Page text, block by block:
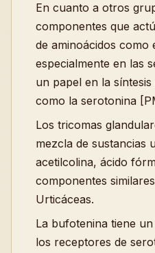
En cuanto a otros
componentes que
de aminoácidos como
especialmente en las
un papel en la
como la serotonina
Los tricomas
mezcla de sustancias
acetilcolina, ácido
componentes
Urticáceas.
La bufotenina tiene
los receptores de